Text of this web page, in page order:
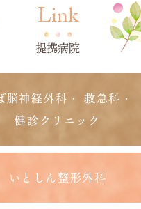
Link
提携病院
脳神経外科・ 救急科・
健診クリニック
いとしん整形外科